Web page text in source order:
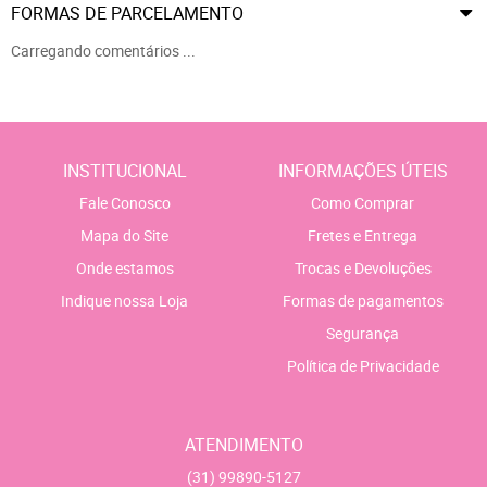
FORMAS DE PARCELAMENTO
Carregando comentários ...
INSTITUCIONAL
Fale Conosco
Mapa do Site
Onde estamos
Indique nossa Loja
INFORMAÇÕES ÚTEIS
Como Comprar
Fretes e Entrega
Trocas e Devoluções
Formas de pagamentos
Segurança
Política de Privacidade
ATENDIMENTO
(31) 99890-5127